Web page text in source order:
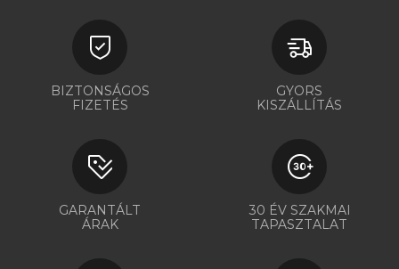
BIZTONSÁGOS
FIZETÉS
GYORS
KISZÁLLÍTÁS
GARANTÁLT
ÁRAK
30 ÉV SZAKMAI
TAPASZTALAT